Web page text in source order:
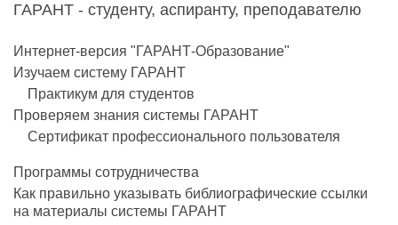
ГАРАНТ - студенту, аспиранту, преподавателю
Интернет-версия "ГАРАНТ-Образование"
Изучаем систему ГАРАНТ
Практикум для студентов
Проверяем знания системы ГАРАНТ
Сертификат профессионального пользователя
Программы сотрудничества
Как правильно указывать библиографические ссылки
на материалы системы ГАРАНТ